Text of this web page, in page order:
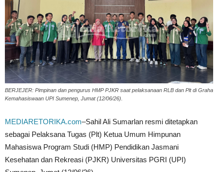
BERJEJER: Pimpinan dan pengurus HMP PJKR saat pelaksanaan RLB dan Plt di Graha
Kemahasiswaan UPI Sumenep, Jumat (12/06/26).
MEDIARETORIKA.com–Sahil Ali Sumarlan resmi ditetapkan
sebagai Pelaksana Tugas (Plt) Ketua Umum Himpunan
Mahasiswa Program Studi (HMP) Pendidikan Jasmani
Kesehatan dan Rekreasi (PJKR) Universitas PGRI (UPI)